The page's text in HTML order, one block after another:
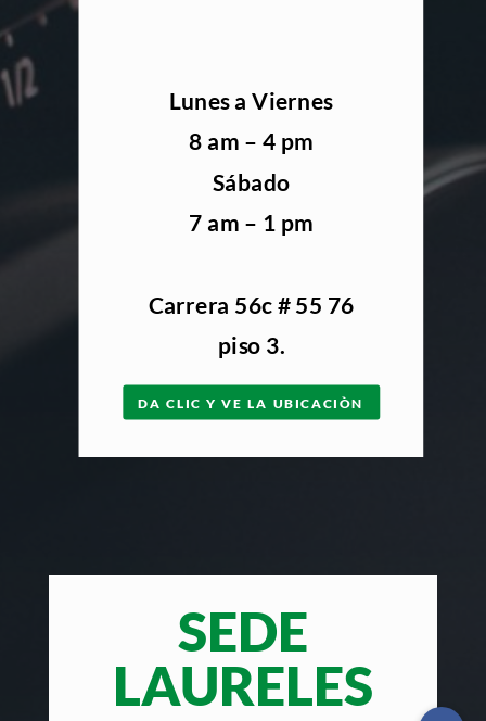
Lunes a Viernes
8 am – 4 pm
Sábado
7 am – 1 pm
Carrera 56c # 55 76
piso 3.
DA CLIC Y VE LA UBICACIÒN
SEDE
LAURELES